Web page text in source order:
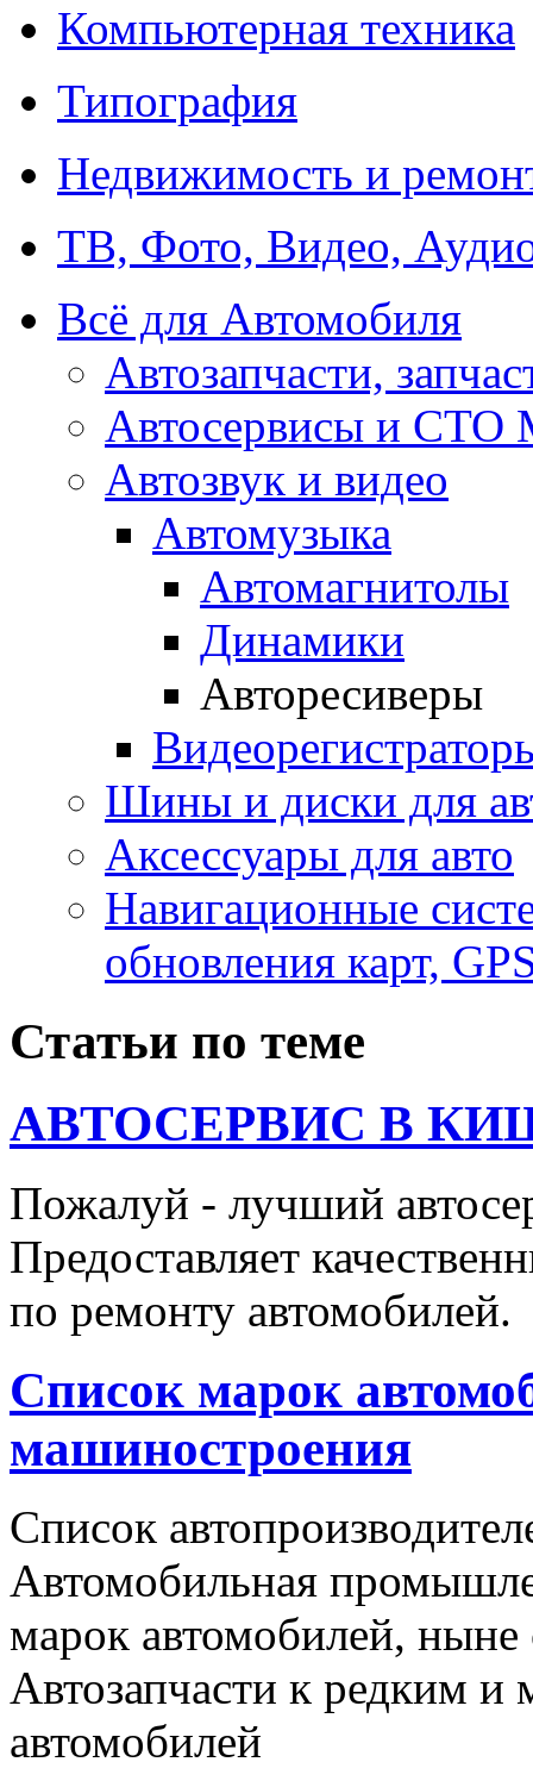
Компьютерная техника
Типография
Недвижимость и
ТВ, Фото, Видео,
Всё для Автомобиля
Автозапчасти,
Автосервисы и СТО
Автозвук и видео
Автомузыка
Автомагнитолы
Динамики
Авторесиверы
Шины и диски для
Аксесcуары для авто
Навигационные
обновления карт,
Статьи по теме
АВТОСЕРВИС В
Пожалуй - лучший
Предоставляет
по ремонту автомобилей.
Список марок
машиностроения
Список
Автомобильная
марок автомобилей,
Автозапчасти к редким
автомобилей